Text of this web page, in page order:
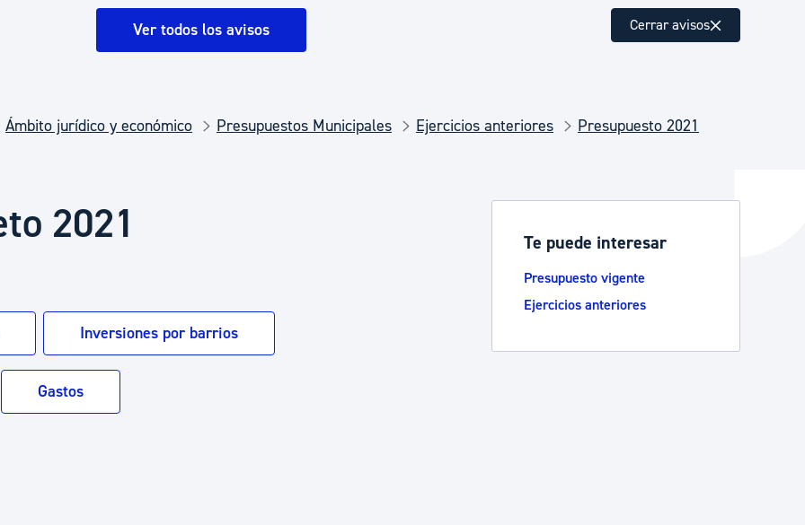
Espacio público, residuos y medioambiente
Euskera
Ver todos los avisos Cerrar avisos
Ámbito jurídico y económico Presupuestos Municipales Ejercicios anteriores
Presupuesto 2021
2021
Inversiones por barrios
Gastos
Te puede interesar
Presupuesto vigente
Ejercicios anteriores